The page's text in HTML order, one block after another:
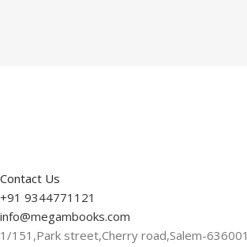
Contact Us
+91 9344771121
info@megambooks.com
1/151,Park street,Cherry road,Salem-636001